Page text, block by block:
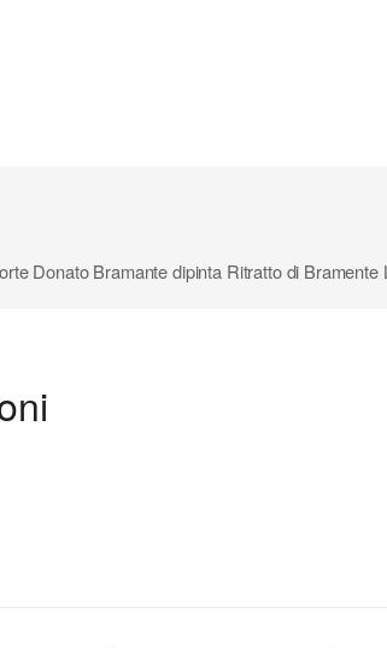
Donato Bramante dipinta Ritratto di